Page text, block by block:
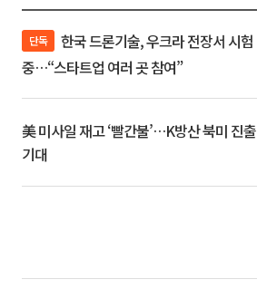
단독
중…“스타트업 여러 곳 참여”
美 미사일 재고 ‘빨간불’…K방산 북미 진출
기대